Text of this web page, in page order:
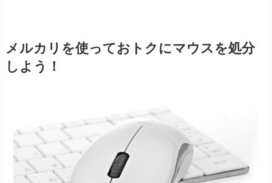
メルカリを使っておトクにマウスを処分
しよう！